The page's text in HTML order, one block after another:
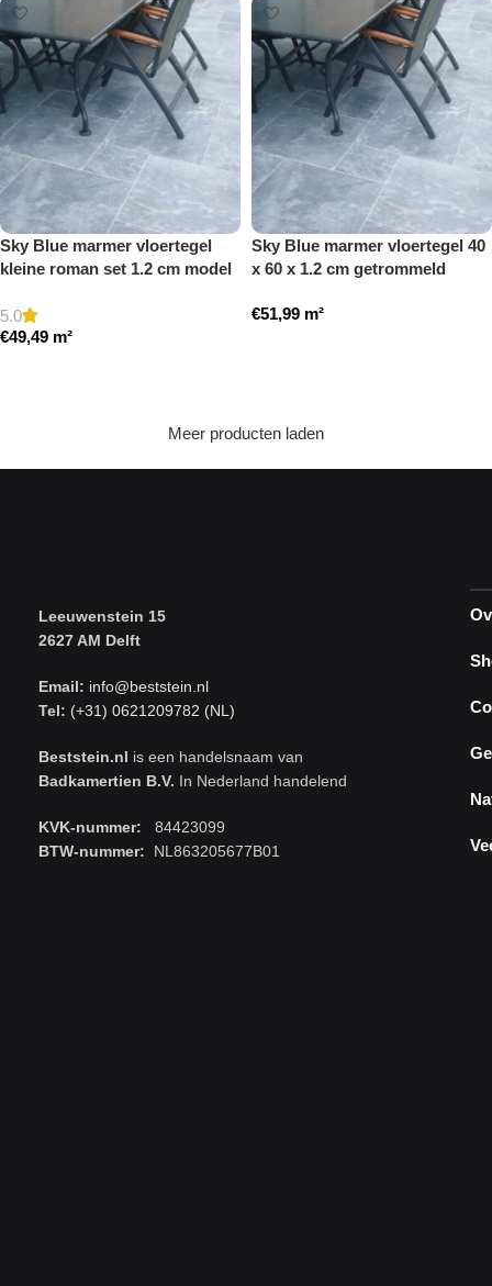
Sky Blue marmer vloertegel
kleine roman set 1.2 cm model
5.0
€49,49 m²
Sky Blue marmer vloertegel 40
x 60 x 1.2 cm getrommeld
€51,99 m²
Meer producten laden
Leeuwenstein 15
2627 AM Delft
Email: info@beststein.nl
Tel: (+31) 0621209782 (NL)
Beststein.nl is een handelsnaam van
Badkamertien B.V. In Nederland handelend
KVK-nummer: 84423099
BTW-nummer: NL863205677B01